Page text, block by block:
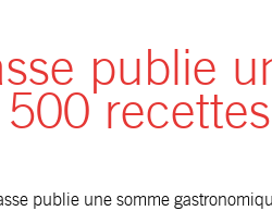
publie
recettes
publie une somme